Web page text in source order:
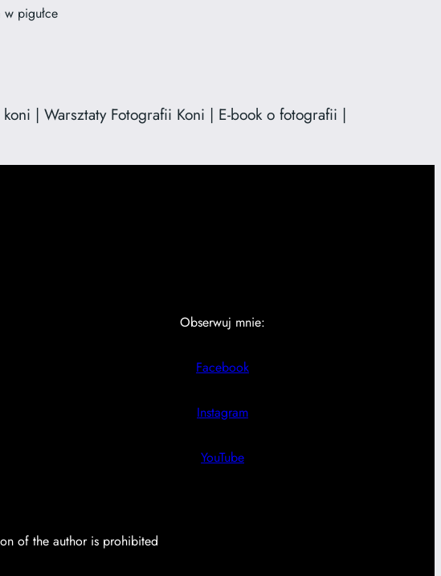
w pigułce
| Warsztaty Fotografii Koni | E-book o fotografii |
Obserwuj mnie:
Facebook
Instagram
YouTube
of the author is prohibited